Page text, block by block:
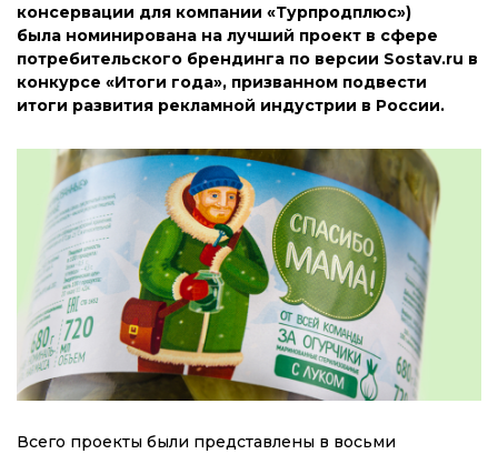
консервации для компании «Турпродплюс»)
была номинирована на лучший проект в сфере
потребительского брендинга по версии Sostav.ru в
конкурсе «Итоги года», призванном подвести
итоги развития рекламной индустрии в России.
Всего проекты были представлены в восьми